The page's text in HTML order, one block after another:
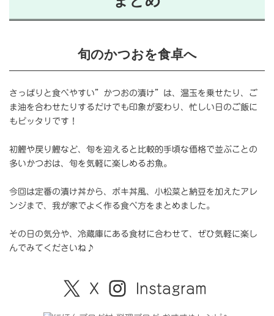
旬のかつおを食卓へ
さっぱりと食べやすい”かつおの漬け”は、温玉を乗せたり、ご
ま油を合わせたりするだけでも印象が変わり、忙しい日のご飯に
もピッタリです！
初鰹や戻り鰹など、旬を迎えると比較的手頃な価格で並ぶことの
多いかつおは、旬を気軽に楽しめるお魚。
今回は定番の漬け丼から、ポキ丼風、小松菜と納豆を加えたアレ
ンジまで、我が家でよく作る食べ方をまとめました。
その日の気分や、冷蔵庫にある食材に合わせて、ぜひ気軽に楽し
んでみてくださいね♪
X Instagram